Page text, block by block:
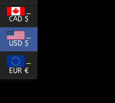
CAD $
_
USD $
EUR €